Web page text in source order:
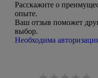
Расскажите о
опыте.
Ваш отзыв поможет
выбор.
Необходима